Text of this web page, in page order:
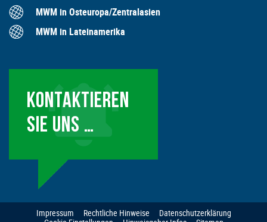
MWM in Osteuropa/Zentralasien
MWM in Lateinamerika
KONTAKTIEREN
SIE UNS …
Impressum Rechtliche Hinweise
Datenschutzerklärung